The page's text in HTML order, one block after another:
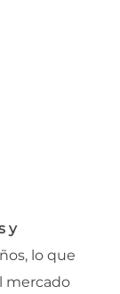
y
lo que
mercado